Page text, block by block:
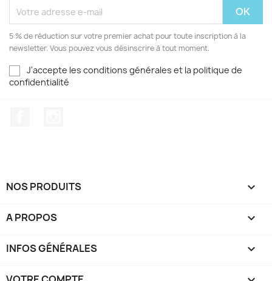
5 % de réduction sur votre premier achat pour toute inscription à la
newsletter. Vous pouvez vous désinscrire à tout moment.
J'accepte les conditions générales et la politique de
confidentialité
NOS PRODUITS 
A PROPOS 
INFOS GÉNÉRALES 